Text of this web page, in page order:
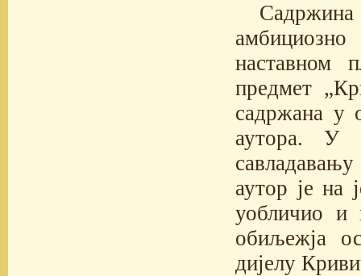
наставном
предмет
садржана у
аутора. У
аутор је на
уобличио и
обиљежја
дијелу